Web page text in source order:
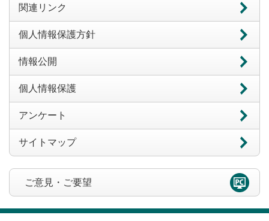
関連リンク
個人情報保護方針
情報公開
個人情報保護
アンケート
サイトマップ
ご意見・ご要望